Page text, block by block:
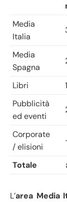
Media
Italia
Media
Spagna
Libri
Pubblicità
ed eventi
Corporate
/ elisioni
Totale
L’area Media